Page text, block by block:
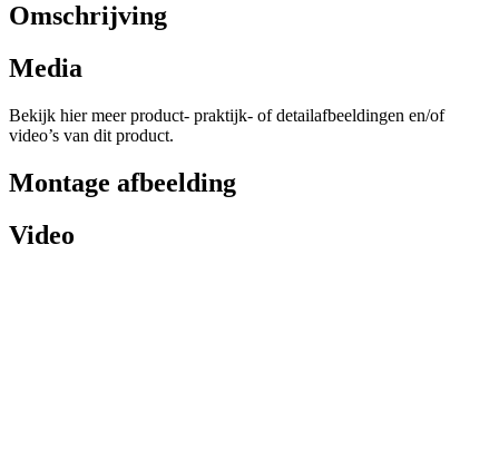
Omschrijving
Media
Bekijk hier meer product- praktijk- of detailafbeeldingen en/of
video’s van dit product.
Montage afbeelding
Video